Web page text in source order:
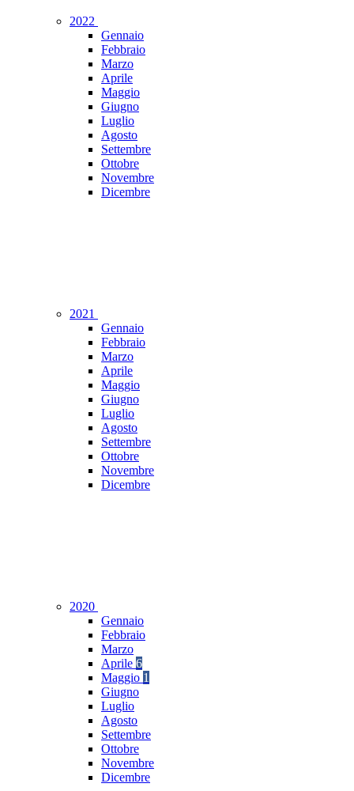
2022
Gennaio
Febbraio
Marzo
Aprile
Maggio
Giugno
Luglio
Agosto
Settembre
Ottobre
Novembre
Dicembre
2021
Gennaio
Febbraio
Marzo
Aprile
Maggio
Giugno
Luglio
Agosto
Settembre
Ottobre
Novembre
Dicembre
2020
Gennaio
Febbraio
Marzo
Aprile 6
Maggio 1
Giugno
Luglio
Agosto
Settembre
Ottobre
Novembre
Dicembre